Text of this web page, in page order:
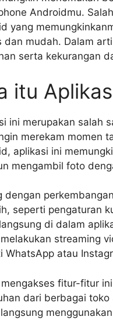
Androidmu.
yang
dan mudah. Dalam
serta kekurangan
itu
ini merupakan salah
merekam momen
aplikasi ini
mengambil foto
dengan
seperti pengaturan
di dalam
streaming
WhatsApp atau
fitur-fitur
dari berbagai